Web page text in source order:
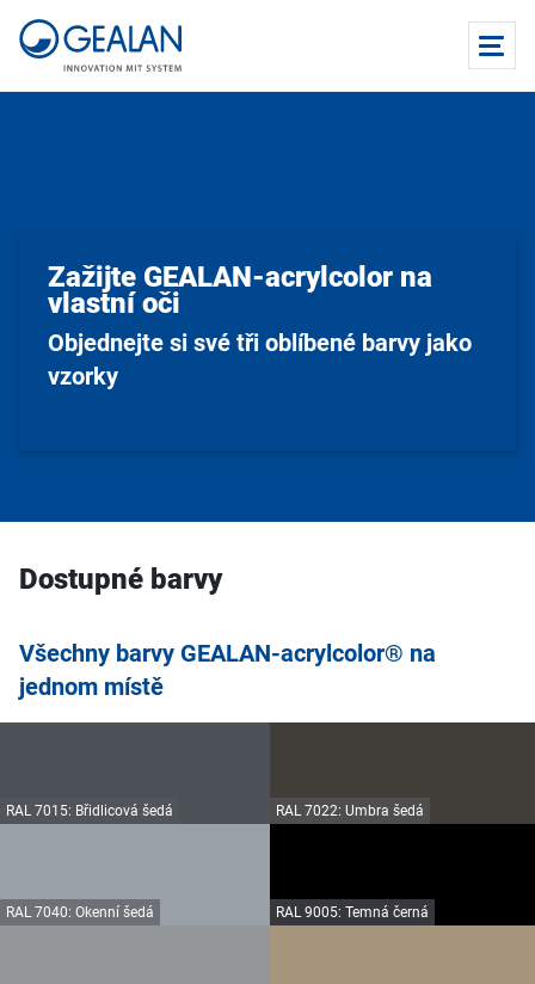
Zažijte GEALAN-acrylcolor na
vlastní oči
Objednejte si své tři oblíbené barvy jako
vzorky
Dostupné barvy
Všechny barvy GEALAN-acrylcolor® na
jednom místě
RAL 7015: Břidlicová šedá RAL 7022: Umbra šedá
RAL 7040: Okenní šedá RAL 9005: Temná černá